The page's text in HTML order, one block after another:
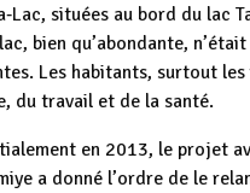
situées au bord du lac
lac, bien qu’abondante,
Les habitants, surtout
du travail et de la santé.
en 2013, le projet
a donné l’ordre de le